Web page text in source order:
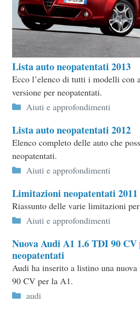
Lista auto neopatentati 2013
Ecco l’elenco di tutti i modelli con
versione per neopatentati.
Categorie
Aiuti e approfondimenti
Lista auto neopatentati 2012
Elenco completo delle auto che
neopatentati.
Categorie
Aiuti e approfondimenti
Limitazioni neopatentati 2011
Riassunto delle varie limitazioni
Categorie
Aiuti e approfondimenti
Nuova Audi A1 1.6 TDI 90 CV
neopatentati
Audi ha inserito a listino una
90 CV per la A1.
Categorie
audi